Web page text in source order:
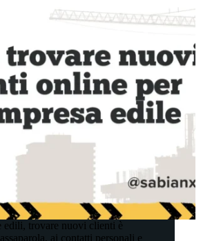
edili, trovare nuovi clienti è
ai contatti personali e